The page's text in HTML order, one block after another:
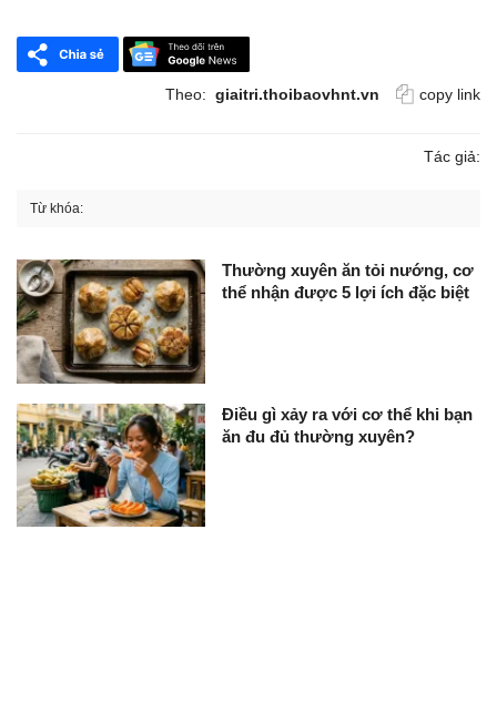
Theo: giaitri.thoibaovhnt.vn copy link
Tác giả:
Từ khóa:
Thường xuyên ăn tỏi nướng, cơ
thể nhận được 5 lợi ích đặc biệt
Điều gì xảy ra với cơ thể khi bạn
ăn đu đủ thường xuyên?